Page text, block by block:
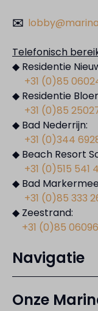
✉️
Telefonisch
◆ Residentie
+31 (0)85
◆ Residentie
+31 (0)85
◆ Bad Nederrijn:
+31 (0)344
◆ Beach Resort
+31 (0)515 541
◆ Bad
+31 (0)85 333
◆ Zeestrand:
+31 (0)85
Navigatie
Onze